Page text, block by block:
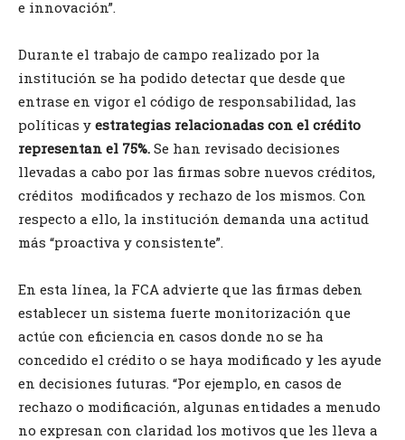
e innovación”.
Durante el trabajo de campo realizado por la
institución se ha podido detectar que desde que
entrase en vigor el código de responsabilidad, las
políticas y estrategias relacionadas con el crédito
representan el 75%. Se han revisado decisiones
llevadas a cabo por las firmas sobre nuevos créditos,
créditos modificados y rechazo de los mismos. Con
respecto a ello, la institución demanda una actitud
más “proactiva y consistente”.
En esta línea, la FCA advierte que las firmas deben
establecer un sistema fuerte monitorización que
actúe con eficiencia en casos donde no se ha
concedido el crédito o se haya modificado y les ayude
en decisiones futuras. “Por ejemplo, en casos de
rechazo o modificación, algunas entidades a menudo
no expresan con claridad los motivos que les lleva a